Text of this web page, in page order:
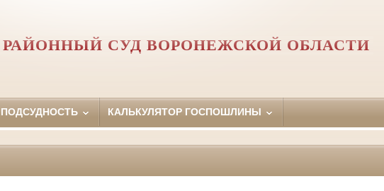
СУД ВОРОНЕЖСКОЙ ОБЛАСТИ
КАЛЬКУЛЯТОР ГОСПОШЛИНЫ